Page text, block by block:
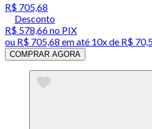
R$ 705,68
Desconto
R$ 578,66no PIX
ou R$ 705,68 em até 10x de R$
COMPRAR AGORA